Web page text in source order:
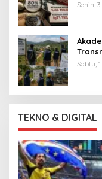
Senin, 3
Sabtu,
TEKNO & DIGITAL